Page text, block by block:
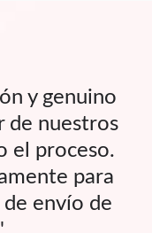
y genuino
de nuestros
el proceso.
para
de envío de